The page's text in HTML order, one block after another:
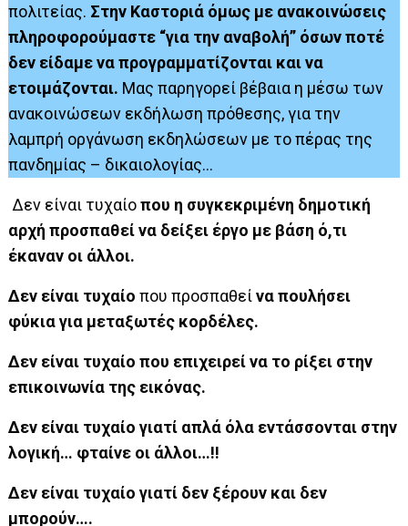
πολιτείας. Στην Καστοριά όμως με ανακοινώσεις
πληροφορούμαστε “για την αναβολή” όσων ποτέ
δεν είδαμε να προγραμματίζονται και να
ετοιμάζονται. Μας παρηγορεί βέβαια η μέσω των
ανακοινώσεων εκδήλωση πρόθεσης, για την
λαμπρή οργάνωση εκδηλώσεων με το πέρας της
πανδημίας – δικαιολογίας…
Δεν είναι τυχαίοπου η συγκεκριμένη δημοτική
αρχή προσπαθεί να δείξει έργο με βάση ό,τι
έκαναν οι άλλοι.
Δεν είναι τυχαίο που προσπαθείνα πουλήσει
φύκια για μεταξωτές κορδέλες.
Δεν είναι τυχαίο που επιχειρεί να το ρίξει στην
επικοινωνία της εικόνας.
Δεν είναι τυχαίο γιατί απλά όλα εντάσσονται στην
λογική… φταίνε οι άλλοι…!!
Δεν είναι τυχαίο γιατί δεν ξέρουν και δεν
μπορούν….